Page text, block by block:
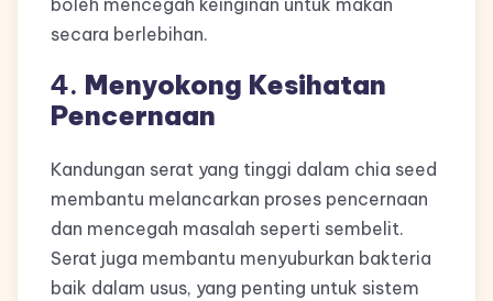
boleh mencegah keinginan untuk makan
secara berlebihan.
4. Menyokong Kesihatan
Pencernaan
Kandungan serat yang tinggi dalam chia seed
membantu melancarkan proses pencernaan
dan mencegah masalah seperti sembelit.
Serat juga membantu menyuburkan bakteria
baik dalam usus, yang penting untuk sistem